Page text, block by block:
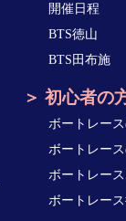
開催日程
BTS徳山
BTS田布施
初心者の
ボートレー
ボートレー
ボートレー
ボートレー